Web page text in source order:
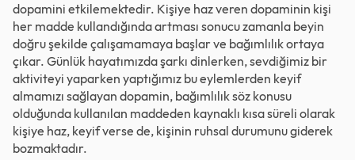
dopamini etkilemektedir. Kişiye haz veren dopaminin kişi
her madde kullandığında artması sonucu zamanla beyin
doğru şekilde çalışamamaya başlar ve bağımlılık ortaya
çıkar. Günlük hayatımızda şarkı dinlerken, sevdiğimiz bir
aktiviteyi yaparken yaptığımız bu eylemlerden keyif
almamızı sağlayan dopamin, bağımlılık söz konusu
olduğunda kullanılan maddeden kaynaklı kısa süreli olarak
kişiye haz, keyif verse de, kişinin ruhsal durumunu giderek
bozmaktadır.